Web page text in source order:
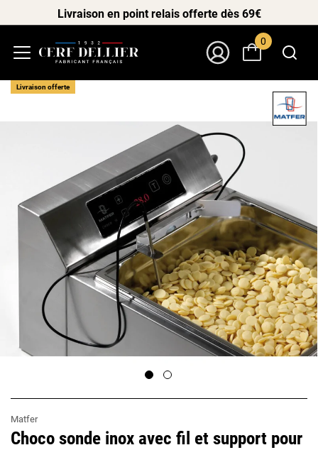
Livraison en point relais offerte dès 69€
0
Matfer
Choco sonde inox avec fil et support pour
Livraison offerte